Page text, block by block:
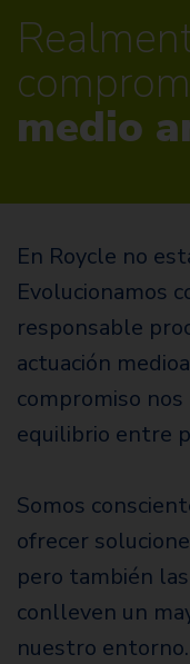
medio
En Roycle no
Evolucionamos
responsable
actuación
compromiso nos
equilibrio entre
Somos
ofrecer
pero también
conlleven un
nuestro